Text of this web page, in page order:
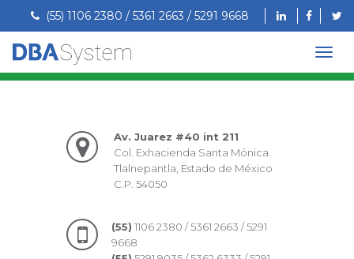
(55) 1106 2380 / 5361 2663 / 5291 9668
Av. Juarez #40 int 211
Col. Exhacienda Santa Mónica.
Tlalnepantla, Estado de México
C.P. 54050
(55) 1106 2380 / 5361 2663 / 5291
9668